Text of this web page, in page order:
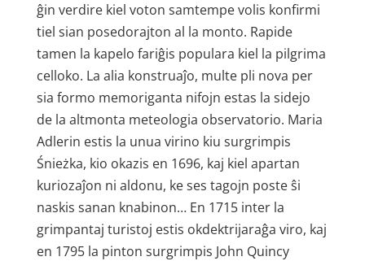
ĝin verdire kiel voton samtempe volis konfirmi
tiel sian posedorajton al la monto. Rapide
tamen la kapelo fariĝis populara kiel la pilgrima
celloko. La alia konstruaĵo, multe pli nova per
sia formo memoriganta nifojn estas la sidejo
de la altmonta meteologia observatorio. Maria
Adlerin estis la unua virino kiu surgrimpis
Śnieżka, kio okazis en 1696, kaj kiel apartan
kuriozaĵon ni aldonu, ke ses tagojn poste ŝi
naskis sanan knabinon… En 1715 inter la
grimpantaj turistoj estis okdektrijaraĝa viro, kaj
en 1795 la pinton surgrimpis John Quincy